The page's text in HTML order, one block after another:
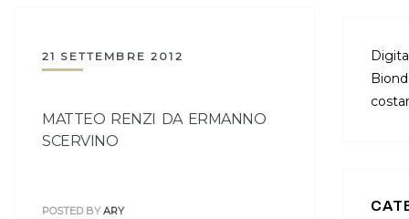
21 SETTEMBRE 2012
MATTEO RENZI DA ERMANNO
SCERVINO
POSTED BY ARY